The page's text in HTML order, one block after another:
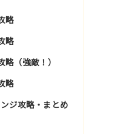
略
略
（強敵！）
略
ジ攻略・まとめ